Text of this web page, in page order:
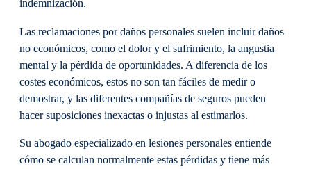
indemnización.
Las reclamaciones por daños personales suelen incluir daños
no económicos, como el dolor y el sufrimiento, la angustia
mental y la pérdida de oportunidades. A diferencia de los
costes económicos, estos no son tan fáciles de medir o
demostrar, y las diferentes compañías de seguros pueden
hacer suposiciones inexactas o injustas al estimarlos.
Su abogado especializado en lesiones personales entiende
cómo se calculan normalmente estas pérdidas y tiene más